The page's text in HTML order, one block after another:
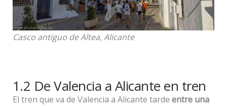
Casco antiguo de Altea, Alicante
1.2 De Valencia a Alicante en tren
El tren que va de Valencia a Alicante tarde entre una